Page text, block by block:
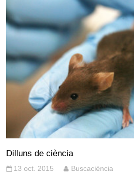
Dilluns de ciència
13 oct. 2015 Buscaciència